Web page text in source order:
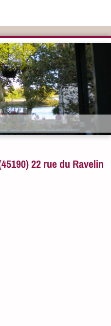
22 rue du Ravelin